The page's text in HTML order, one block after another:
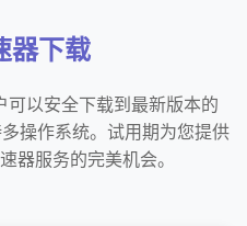
器下载
以安全下载到最新版本的
操作系统。试用期为您提供
器服务的完美机会。